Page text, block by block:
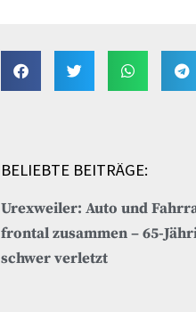
BELIEBTE BEITRÄGE:
Urexweiler: Auto und
frontal zusammen – 65-
schwer verletzt